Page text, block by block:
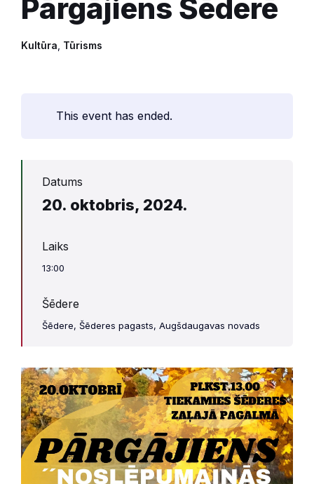
Pārgājiens Šēderē
Kultūra Tūrisms
This event has ended.
Datums
20. oktobris, 2024.
Laiks
13:00
Šēdere
Šēdere, Šēderes pagasts, Augšdaugavas novads